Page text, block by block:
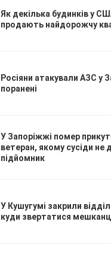
Як декілька будинків у
продають найдорожчу
Росіяни атакували АЗС у
поранені
У Запоріжжі помер
ветеран, якому сусіди не
підйомник
У Кушугумі закрили
куди звертатися